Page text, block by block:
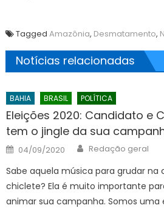
Tagged Amazônia, Desmatamento,
Notícias relacionadas
BAHIA BRASIL POLÍTICA
Eleições 2020: Candidato e
tem o jingle da sua
Posted
on
04/09/2020 Author
Redação geral
Sabe aquela música para grudar na
chiclete? Ela é muito importante
animar sua campanha. Somos